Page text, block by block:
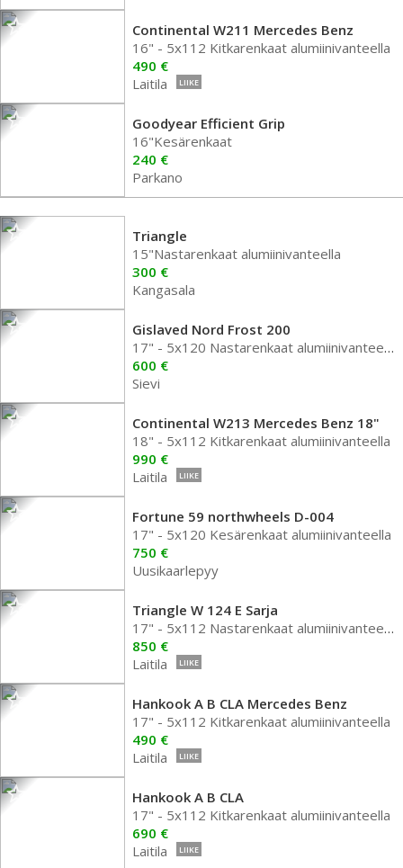
Continental W211 Mercedes Benz
16" - 5x112 Kitkarenkaat alumiinivanteella
490 €
Laitila
LIIKE
Goodyear Efficient Grip
16"Kesärenkaat
240 €
Parkano
Triangle
15"Nastarenkaat alumiinivanteella
300 €
Kangasala
Gislaved Nord Frost 200
17" - 5x120 Nastarenkaat alumiinivanteella
600 €
Sievi
Continental W213 Mercedes Benz 18"
18" - 5x112 Kitkarenkaat alumiinivanteella
990 €
Laitila
LIIKE
Fortune 59 northwheels D-004
17" - 5x120 Kesärenkaat alumiinivanteella
750 €
Uusikaarlepyy
Triangle W 124 E Sarja
17" - 5x112 Nastarenkaat alumiinivanteella
850 €
Laitila
LIIKE
Hankook A B CLA Mercedes Benz
17" - 5x112 Kitkarenkaat alumiinivanteella
490 €
Laitila
LIIKE
Hankook A B CLA
17" - 5x112 Kitkarenkaat alumiinivanteella
690 €
Laitila
LIIKE